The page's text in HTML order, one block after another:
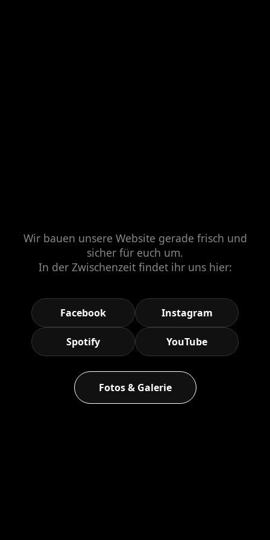
Wir bauen unsere Website gerade frisch und
sicher für euch um.
In der Zwischenzeit findet ihr uns hier:
Facebook Instagram
Spotify YouTube
Fotos & Galerie